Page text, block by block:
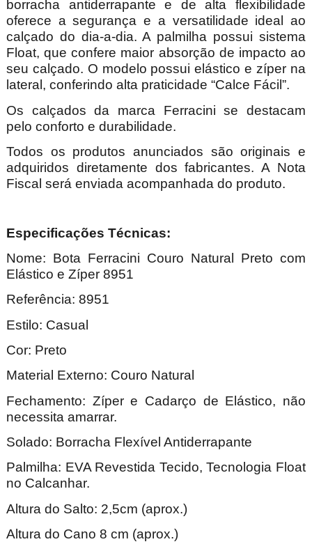
borracha antiderrapante e de alta flexibilidade
oferece a segurança e a versatilidade ideal ao
calçado do dia-a-dia. A palmilha possui sistema
Float, que confere maior absorção de impacto ao
seu calçado. O modelo possui elástico e zíper na
lateral, conferindo alta praticidade “Calce Fácil”.
Os calçados da marca Ferracini se destacam
pelo conforto e durabilidade.
Todos os produtos anunciados são originais e
adquiridos diretamente dos fabricantes. A Nota
Fiscal será enviada acompanhada do produto.
Especificações Técnicas:
Nome: Bota Ferracini Couro Natural Preto com
Elástico e Zíper 8951
Referência: 8951
Estilo: Casual
Cor: Preto
Material Externo: Couro Natural
Fechamento: Zíper e Cadarço de Elástico, não
necessita amarrar.
Solado: Borracha Flexível Antiderrapante
Palmilha: EVA Revestida Tecido, Tecnologia Float
no Calcanhar.
Altura do Salto: 2,5cm (aprox.)
Altura do Cano 8 cm (aprox.)